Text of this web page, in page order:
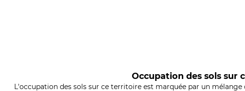
Occupation des sols sur
L'occupation des sols sur ce territoire est marquée par un